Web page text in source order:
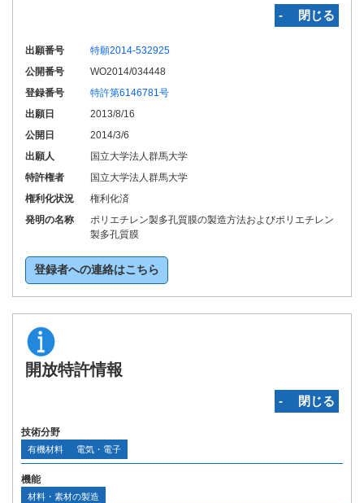
‐ 閉じる
出願番号
特願2014-532925
公開番号
WO2014/034448
登録番号
特許第6146781号
出願日
2013/8/16
公開日
2014/3/6
出願人
国立大学法人群馬大学
特許権者
国立大学法人群馬大学
権利化状況
権利化済
発明の名称
ポリエチレン製多孔質膜の製造方法およびポリエチレン
製多孔質膜
登録者への連絡はこちら
開放特許情報
‐ 閉じる
技術分野
有機材料 電気・電子
機能
材料・素材の製造